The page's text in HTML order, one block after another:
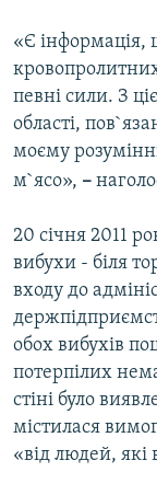
«Є інформація,
певні сили. З
області,
моєму
м`ясо», –
20 січня 2011
вибухи - біля
входу до
обох вибухів
потерпілих
стіні було
містилася
«від людей, які